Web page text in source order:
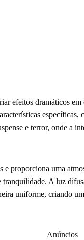
efeitos dramáticos
específicas,
e terror, onde a
proporciona uma
A luz
uniforme, criando
Anúncios